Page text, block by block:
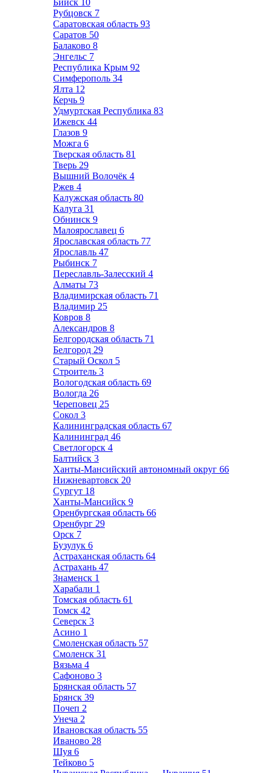
Бийск 10
Рубцовск 7
Саратовская область 93
Саратов 50
Балаково 8
Энгельс 7
Республика Крым 92
Симферополь 34
Ялта 12
Керчь 9
Удмуртская Республика 83
Ижевск 44
Глазов 9
Можга 6
Тверская область 81
Тверь 29
Вышний Волочёк 4
Ржев 4
Калужская область 80
Калуга 31
Обнинск 9
Малоярославец 6
Ярославская область 77
Ярославль 47
Рыбинск 7
Переславль-Залесский 4
Алматы 73
Владимирская область 71
Владимир 25
Ковров 8
Александров 8
Белгородская область 71
Белгород 29
Старый Оскол 5
Строитель 3
Вологодская область 69
Вологда 26
Череповец 25
Сокол 3
Калининградская область 67
Калининград 46
Светлогорск 4
Балтийск 3
Ханты-Мансийский автономный округ 66
Нижневартовск 20
Сургут 18
Ханты-Мансийск 9
Оренбургская область 66
Оренбург 29
Орск 7
Бузулук 6
Астраханская область 64
Астрахань 47
Знаменск 1
Харабали 1
Томская область 61
Томск 42
Северск 3
Асино 1
Смоленская область 57
Смоленск 31
Вязьма 4
Сафоново 3
Брянская область 57
Брянск 39
Почеп 2
Унеча 2
Ивановская область 55
Иваново 28
Шуя 6
Тейково 5